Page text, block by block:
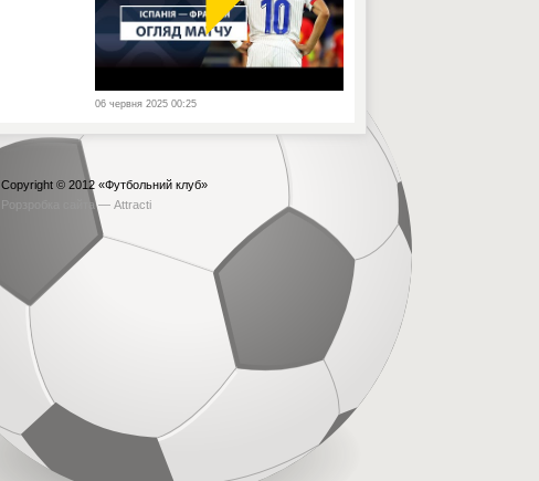
06 червня 2025 00:25
Copyright © 2012 «Футбольний клуб»
Рорзробка сайта — Attracti